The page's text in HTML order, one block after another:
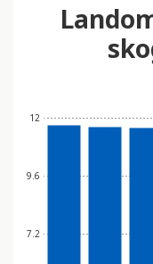
7.2
9.6
12